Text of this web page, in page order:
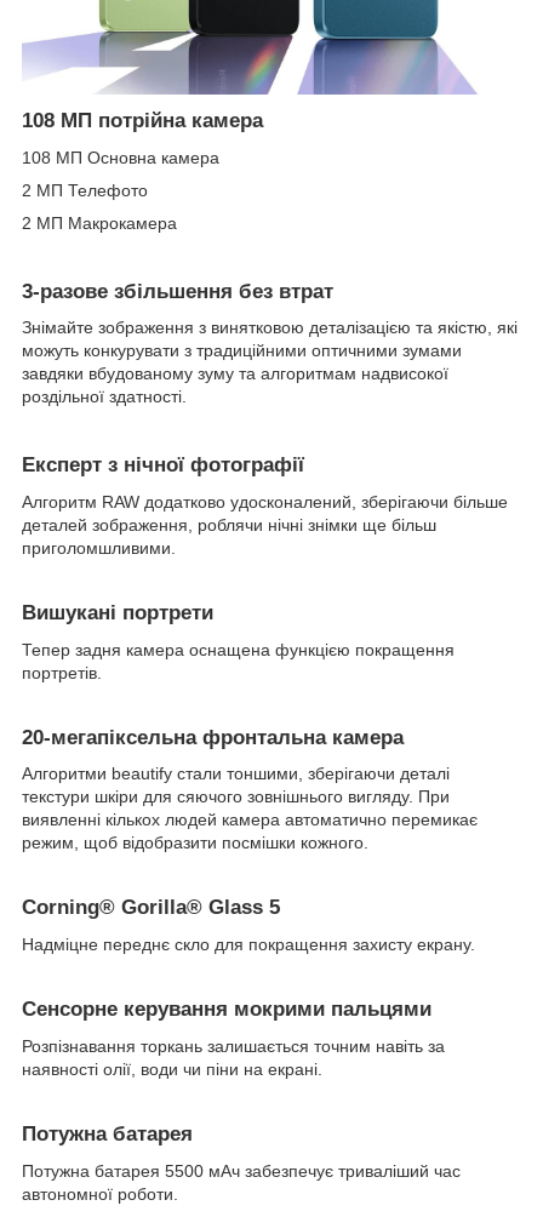
108 МП потрійна камера
108 МП Основна камера
2 МП Телефото
2 МП Макрокамера
3-разове збільшення без втрат
Знімайте зображення з винятковою деталізацією та якістю, які
можуть конкурувати з традиційними оптичними зумами
завдяки вбудованому зуму та алгоритмам надвисокої
роздільної здатності.
Експерт з нічної фотографії
Алгоритм RAW додатково удосконалений, зберігаючи більше
деталей зображення, роблячи нічні знімки ще більш
приголомшливими.
Вишукані портрети
Тепер задня камера оснащена функцією покращення
портретів.
20-мегапіксельна фронтальна камера
Алгоритми beautify стали тоншими, зберігаючи деталі
текстури шкіри для сяючого зовнішнього вигляду. При
виявленні кількох людей камера автоматично перемикає
режим, щоб відобразити посмішки кожного.
Corning® Gorilla® Glass 5
Надміцне переднє скло для покращення захисту екрану.
Сенсорне керування мокрими пальцями
Розпізнавання торкань залишається точним навіть за
наявності олії, води чи піни на екрані.
Потужна батарея
Потужна батарея 5500 мАч забезпечує триваліший час
автономної роботи.